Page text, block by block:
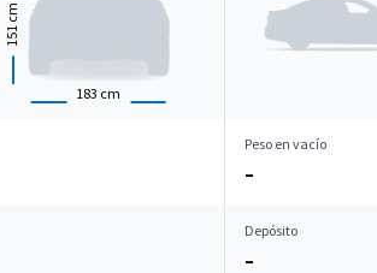
183 cm
151
cm
Peso en vacío
–
Depósito
–